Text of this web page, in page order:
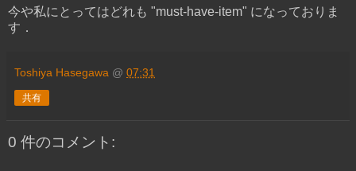
今や私にとってはどれも "must-have-item" になっておりま
す．
Toshiya Hasegawa @ 07:31
共有
0 件のコメント: